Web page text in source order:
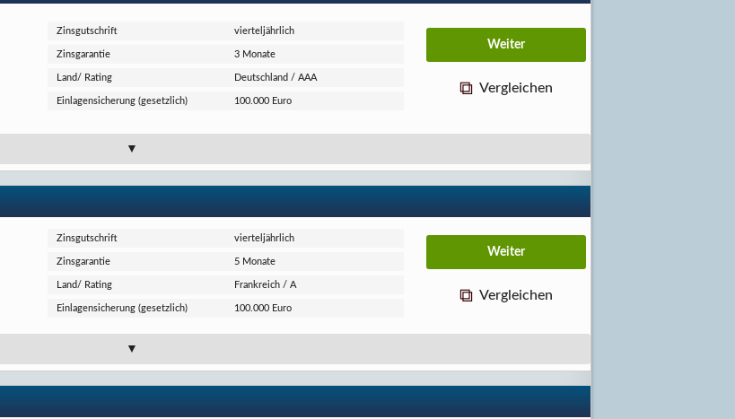
Zins­gutschrift vierteljährlich
Zins­garantie 3 Monate
Land/ Rating Deutschland / AAA
Einlagen­sicherung (gesetzlich) 100.000 Euro
Vergleichen
Zins­gutschrift vierteljährlich
Zins­garantie 5 Monate
Land/ Rating Frankreich / A
Einlagen­sicherung (gesetzlich) 100.000 Euro
Vergleichen